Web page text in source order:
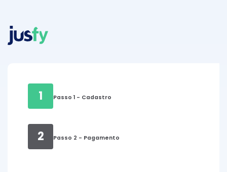
1 Passo 1 - Cadastro
2 Passo 2 - Pagamento